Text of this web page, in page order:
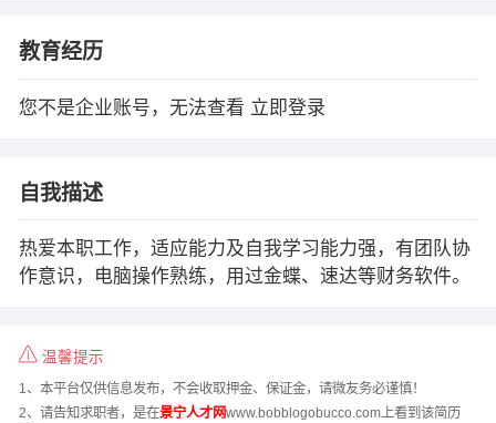
教育经历
您不是企业账号，无法查看 立即登录
自我描述
热爱本职工作，适应能力及自我学习能力强，有团队协
作意识，电脑操作熟练，用过金蝶、速达等财务软件。
温馨提示
1、本平台仅供信息发布，不会收取押金、保证金，请微友务必谨慎！
2、请告知求职者，是在景宁人才网www.bobblogobucco.com上看到该简历